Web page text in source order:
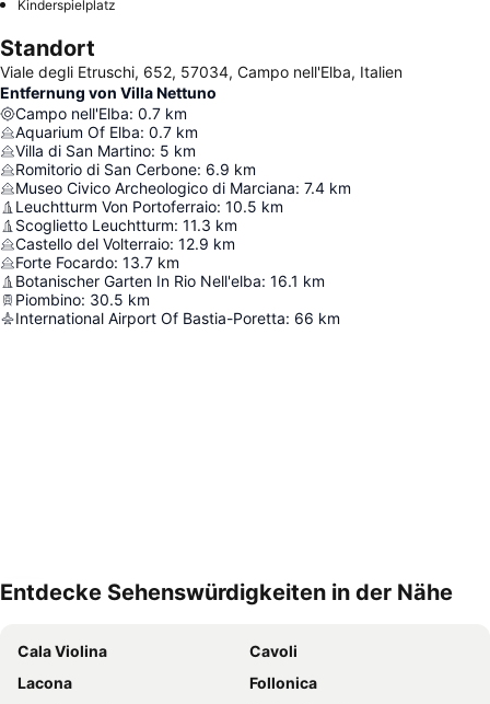
Kinderspielplatz
Standort
Viale degli Etruschi, 652, 57034, Campo nell'Elba, Italien
Entfernung von Villa Nettuno
Campo nell'Elba: 0.7 km
Aquarium Of Elba: 0.7 km
Villa di San Martino: 5 km
Romitorio di San Cerbone: 6.9 km
Museo Civico Archeologico di Marciana: 7.4 km
Leuchtturm Von Portoferraio: 10.5 km
Scoglietto Leuchtturm: 11.3 km
Castello del Volterraio: 12.9 km
Forte Focardo: 13.7 km
Botanischer Garten In Rio Nell'elba: 16.1 km
Piombino: 30.5 km
International Airport Of Bastia-Poretta: 66 km
Entdecke Sehenswürdigkeiten in der Nähe
Cala Violina
Cavoli
Lacona
Follonica